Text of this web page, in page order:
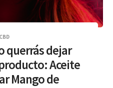
querrás dejar
Aceite
Mango de